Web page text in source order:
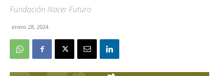
Fundación Nacer Futuro
enero 28, 2024